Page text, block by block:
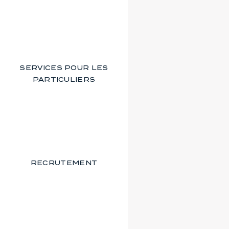
SERVICES POUR LES
PARTICULIERS
RECRUTEMENT